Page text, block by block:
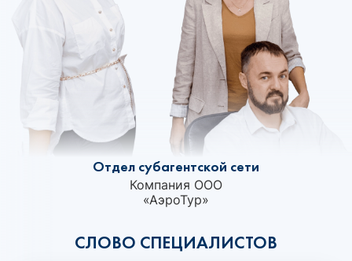
СЛОВО СПЕЦИАЛИСТОВ
Отдел субагентской сети
Компания ООО
«АэроТур»‎